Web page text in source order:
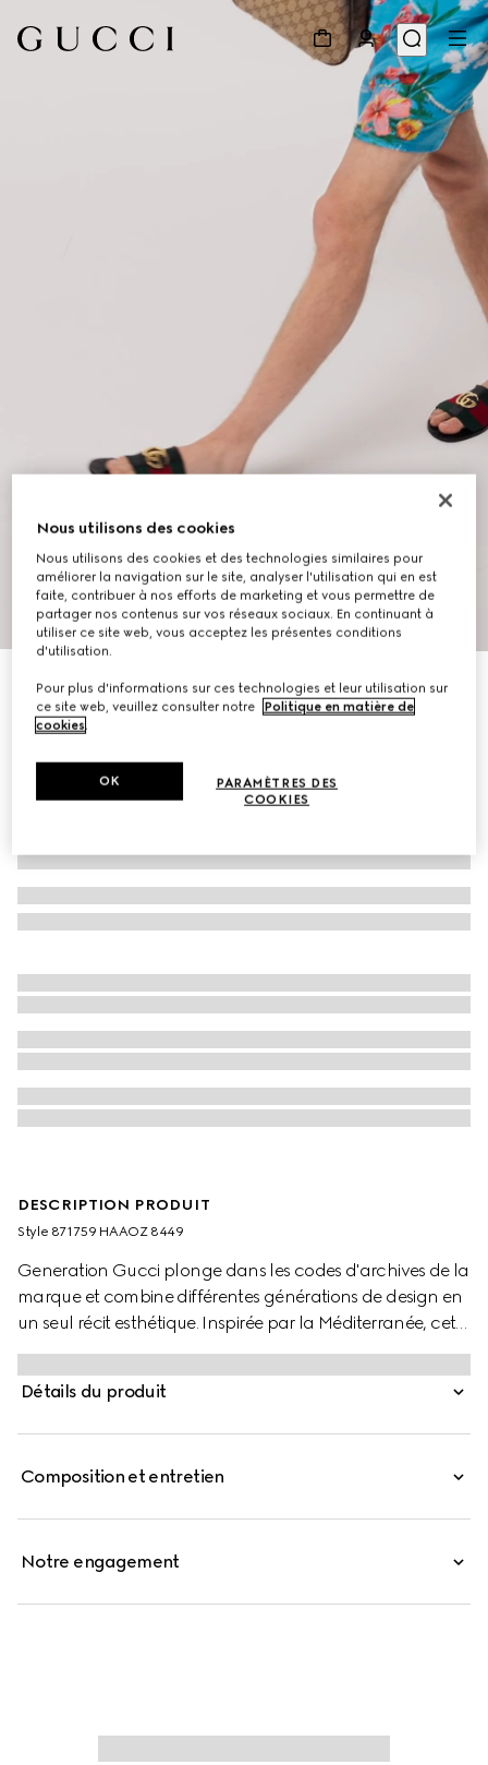
Mules Riviera pour homme
CA$975
DESCRIPTION PRODUIT
Style ‎871759 HAAOZ 8449
Generation Gucci plonge dans les codes d'archives de la
marque et combine différentes générations de design en
un seul récit esthétique. Inspirée par la Méditerranée, cette
mule présente un détail Double G en métal sur les larges
brides élastiques qui offrent un ajustement parfait.
Complétée par une semelle intérieure en cuir GG
Détails du produit
Composition et entretien
Notre engagement
Nous utilisons des cookies
Nous utilisons des cookies et des technologies similaires pour
améliorer la navigation sur le site, analyser l'utilisation qui en est
faite, contribuer à nos efforts de marketing et vous permettre de
partager nos contenus sur vos réseaux sociaux. En continuant à
utiliser ce site web, vous acceptez les présentes conditions
d'utilisation.
Pour plus d'informations sur ces technologies et leur utilisation sur
ce site web, veuillez consulter notre
Politique en matière de
cookies.
PARAMÈTRES DES
COOKIES
OK